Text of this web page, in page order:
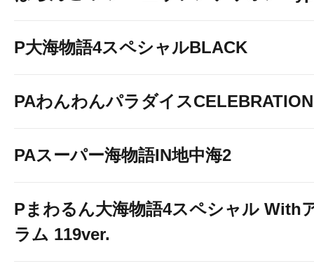
P大海物語4スペシャルBLACK
PAわんわんパラダイスCELEBRATION
PAスーパー海物語IN地中海2
Pまわるん大海物語4スペシャル With
ラム 119ver.